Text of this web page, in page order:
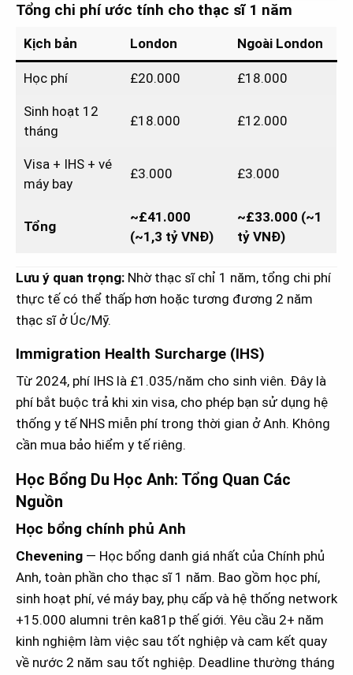
Tổng chi phí ước tính cho thạc sĩ 1 năm
Kịch bản London Ngoài London
Học phí £20.000 £18.000
Sinh hoạt 12
tháng
£18.000 £12.000
Visa + IHS + vé
máy bay
£3.000 £3.000
Tổng
~£41.000
(~1,3 tỷ VNĐ)
~£33.000 (~1
tỷ VNĐ)
Lưu ý quan trọng: Nhờ thạc sĩ chỉ 1 năm, tổng chi phí
thực tế có thể thấp hơn hoặc tương đương 2 năm
thạc sĩ ở Úc/Mỹ.
Immigration Health Surcharge (IHS)
Từ 2024, phí IHS là £1.035/năm cho sinh viên. Đây là
phí bắt buộc trả khi xin visa, cho phép bạn sử dụng hệ
thống y tế NHS miễn phí trong thời gian ở Anh. Không
cần mua bảo hiểm y tế riêng.
Học Bổng Du Học Anh: Tổng Quan Các
Nguồn
Học bổng chính phủ Anh
Chevening — Học bổng danh giá nhất của Chính phủ
Anh, toàn phần cho thạc sĩ 1 năm. Bao gồm học phí,
sinh hoạt phí, vé máy bay, phụ cấp và hệ thống network
+15.000 alumni trên ka81p thế giới. Yêu cầu 2+ năm
kinh nghiệm làm việc sau tốt nghiệp và cam kết quay
về nước 2 năm sau tốt nghiệp. Deadline thường tháng